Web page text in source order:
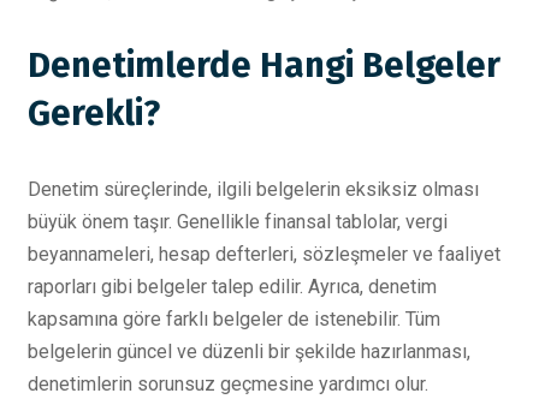
Denetimlerde Hangi Belgeler
Gerekli?
Denetim süreçlerinde, ilgili belgelerin eksiksiz olması
büyük önem taşır. Genellikle finansal tablolar, vergi
beyannameleri, hesap defterleri, sözleşmeler ve faaliyet
raporları gibi belgeler talep edilir. Ayrıca, denetim
kapsamına göre farklı belgeler de istenebilir. Tüm
belgelerin güncel ve düzenli bir şekilde hazırlanması,
denetimlerin sorunsuz geçmesine yardımcı olur.